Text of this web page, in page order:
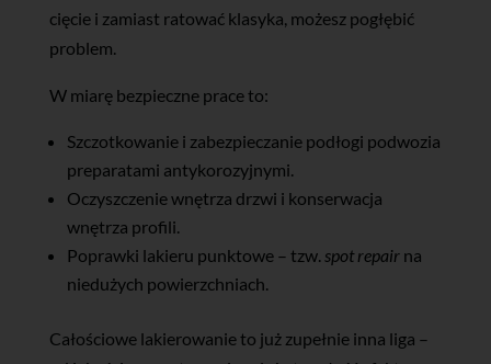
cięcie i zamiast ratować klasyka, możesz pogłębić
problem.
W miarę bezpieczne prace to:
Szczotkowanie i zabezpieczanie podłogi podwozia
preparatami antykorozyjnymi.
Oczyszczenie wnętrza drzwi i konserwacja
wnętrza profili.
Poprawki lakieru punktowe – tzw. spot repairna
niedużych powierzchniach.
Całościowe lakierowanie to już zupełnie inna liga –